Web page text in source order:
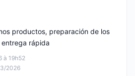
à 19h52
2026
productos, preparación de los
rápida